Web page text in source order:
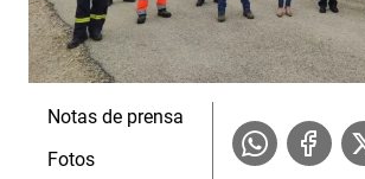
Notas de prensa
Fotos